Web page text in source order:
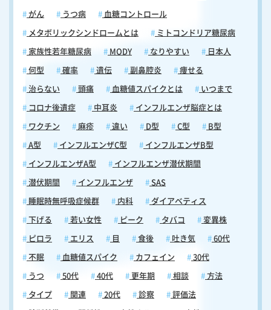
がん うつ病 血糖コントロール
メタボリックシンドロームとは ミトコンドリア糖尿病
家族性若年糖尿病 MODY なりやすい 日本人
何型 確率 遺伝 副鼻腔炎 痩せる
治らない 頭痛 血糖値スパイクとは いつまで
コロナ後遺症 中耳炎 インフルエンザ脳症とは
ワクチン 麻疹 違い D型 C型 B型
A型 インフルエンザC型 インフルエンザB型
インフルエンザA型 インフルエンザ潜伏期間
潜伏期間 インフルエンザ SAS
睡眠時無呼吸症候群 内科 ダイアベティス
下げる 若い女性 ピーク タバコ 変異株
ピロラ エリス 目 食後 吐き気 60代
不眠 血糖値スパイク カフェイン 30代
うつ 50代 40代 更年期 相談 方法
タイプ 関連 20代 診察 評価法